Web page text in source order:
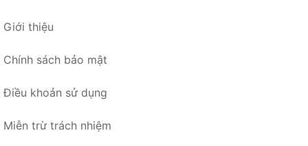
Giới thiệu
Chính sách bảo mật
Điều khoản sử dụng
Miễn trừ trách nhiệm